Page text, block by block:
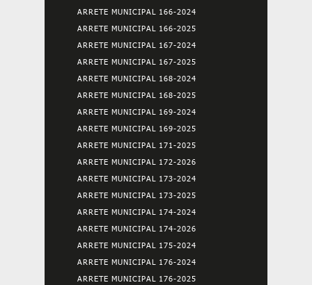
ARRETE MUNICIPAL 166-2024
ARRETE MUNICIPAL 166-2025
ARRETE MUNICIPAL 167-2024
ARRETE MUNICIPAL 167-2025
ARRETE MUNICIPAL 168-2024
ARRETE MUNICIPAL 168-2025
ARRETE MUNICIPAL 169-2024
ARRETE MUNICIPAL 169-2025
ARRETE MUNICIPAL 171-2025
ARRETE MUNICIPAL 172-2026
ARRETE MUNICIPAL 173-2024
ARRETE MUNICIPAL 173-2025
ARRETE MUNICIPAL 174-2024
ARRETE MUNICIPAL 174-2026
ARRETE MUNICIPAL 175-2024
ARRETE MUNICIPAL 176-2024
ARRETE MUNICIPAL 176-2025